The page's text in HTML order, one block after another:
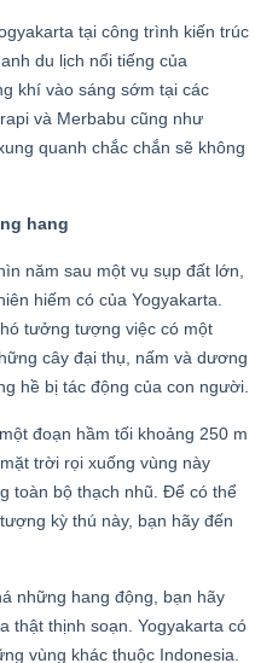
tại công trình kiến trúc
du lịch nổi tiếng của
khí vào sáng sớm tại các
và Merbabu cũng như
quanh chắc chắn sẽ không
hang
năm sau một vụ sụp đất lớn,
hiếm có của Yogyakarta.
tưởng tượng việc có một
cây đại thụ, nấm và dương
hề bị tác động của con người.
đoạn hầm tối khoảng 250 m
trời rọi xuống vùng này
toàn bộ thạch nhũ. Để có thể
kỳ thú này, bạn hãy đến
những hang động, bạn hãy
thật thịnh soạn. Yogyakarta có
vùng khác thuộc Indonesia.